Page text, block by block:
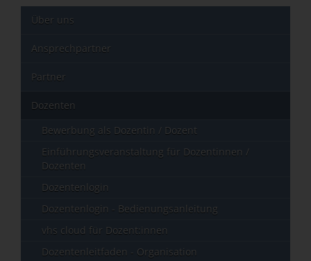
Über uns
Ansprechpartner
Partner
Dozenten
Bewerbung als Dozentin / Dozent
Einführungsveranstaltung für Dozentinnen /
Dozenten
Dozentenlogin
Dozentenlogin - Bedienungsanleitung
vhs cloud für Dozent:innen
Dozentenleitfaden - Organisation